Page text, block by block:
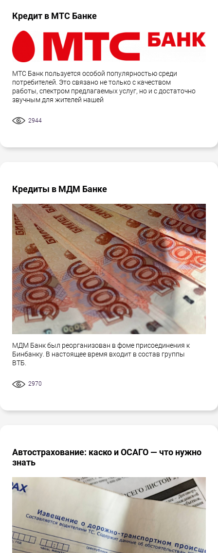
Кредит в МТС Банке
МТС Банк пользуется особой популярностью среди
потребителей. Это связано не только с качеством
работы, спектром предлагаемых услуг, но и с достаточно
звучным для жителей нашей
2944
Кредиты в МДМ Банке
МДМ Банк был реорганизован в фоме присоединения к
Бинбанку. В настоящее время входит в состав группы
ВТБ.
2970
Автострахование: каско и ОСАГО — что нужно
знать